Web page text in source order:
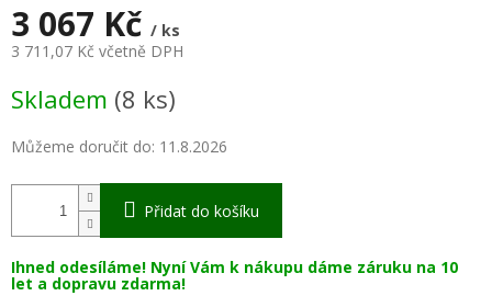
3 067 Kč / ks
3 711,07 Kč včetně DPH
cena:
Skladem (8 ks)
Můžeme doručit do: 11.8.2026
Přidat do košíku
Ihned odesíláme! Nyní Vám k nákupu dáme záruku na 10
let a dopravu zdarma!